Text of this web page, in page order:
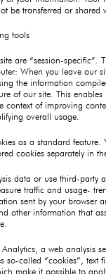
be transferred or shared
tools
are “session-specific”.
When you leave our
the information
of our site. This
context of improving
overall usage.
as a standard feature.
cookies separately in
data or use third-party
traffic and usage-
sent by your browser
other information that
a web analysis
so-called “cookies”, text
make it possible to